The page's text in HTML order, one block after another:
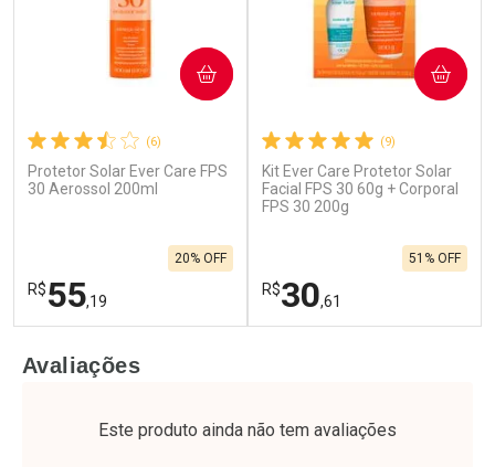
(6)
Protetor Solar Ever Care FPS
30 Aerossol 200ml
R$55,19
20% OFF
COMPRAR
Laboratório
Por Menos
(9)
Kit Ever Care Protetor Solar
Facial FPS 30 60g + Corporal
FPS 30 200g
R$30,61
51% OFF
COMPRAR
Laboratório
Por Menos
Avaliações
Este produto ainda não tem avaliações